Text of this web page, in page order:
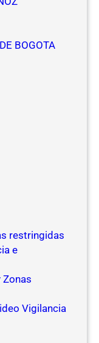
BOGOTA
restringidas
e
Vigilancia